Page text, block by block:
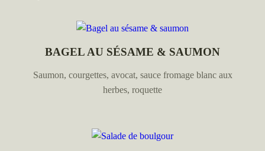
BAGEL AU SÉSAME & SAUMON
Saumon, courgettes, avocat, sauce fromage blanc aux
herbes, roquette